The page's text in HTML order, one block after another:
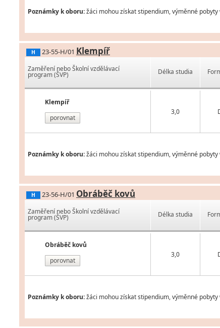
Poznámky k oboru:žáci mohou získat stipendium, výměnné
H 23-55-H/01 Klempíř
Zaměření nebo Školní vzdělávací
program (ŠVP)
Klempíř
porovnat
Délka studia
3,0
Poznámky k oboru:žáci mohou získat stipendium, výměnné
H 23-56-H/01 Obráběč kovů
Zaměření nebo Školní vzdělávací
program (ŠVP)
Obráběč kovů
porovnat
Délka studia
3,0
Poznámky k oboru:žáci mohou získat stipendium, výměnné